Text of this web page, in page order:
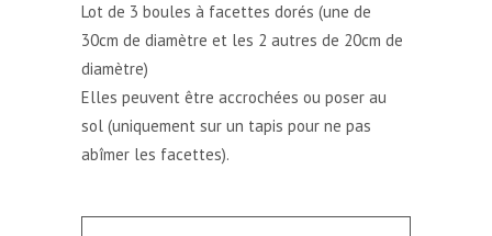
Lot de 3 boules à facettes dorés (une de
30cm de diamètre et les 2 autres de 20cm de
diamètre)
Elles peuvent être accrochées ou poser au
sol (uniquement sur un tapis pour ne pas
abîmer les facettes).